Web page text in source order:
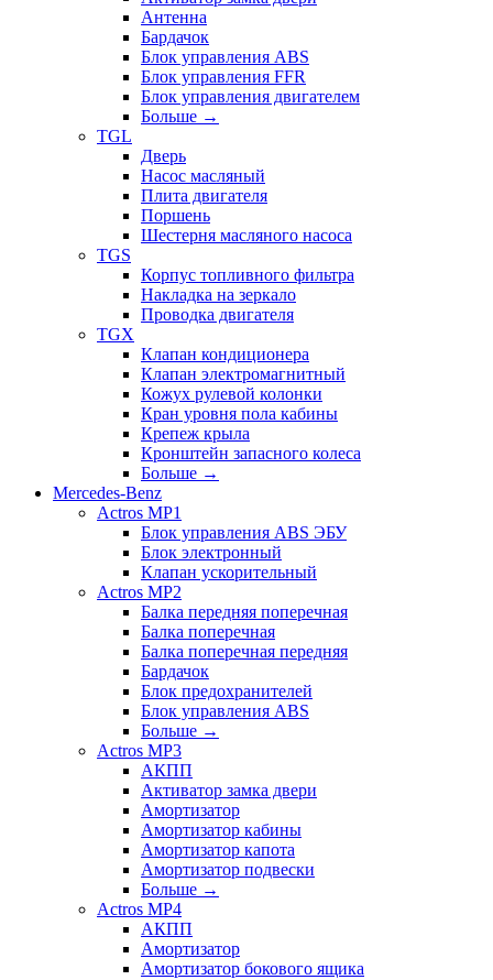
Антенна
Бардачок
Блок управления ABS
Блок управления FFR
Блок управления двигателем
Больше →
TGL
Дверь
Насос масляный
Плита двигателя
Поршень
Шестерня масляного насоса
TGS
Корпус топливного фильтра
Накладка на зеркало
Проводка двигателя
TGX
Клапан кондиционера
Клапан электромагнитный
Кожух рулевой колонки
Кран уровня пола кабины
Крепеж крыла
Кронштейн запасного колеса
Больше →
Mercedes-Benz
Actros MP1
Блок управления ABS ЭБУ
Блок электронный
Клапан ускорительный
Actros MP2
Балка передняя поперечная
Балка поперечная
Балка поперечная передняя
Бардачок
Блок предохранителей
Блок управления ABS
Больше →
Actros MP3
АКПП
Активатор замка двери
Амортизатор
Амортизатор кабины
Амортизатор капота
Амортизатор подвески
Больше →
Actros MP4
АКПП
Амортизатор
Амортизатор бокового ящика